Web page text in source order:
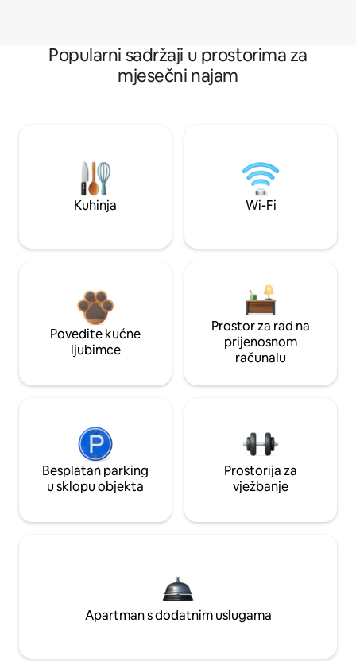
Popularni sadržaji u prostorima za
mjesečni najam
Kuhinja Wi-Fi
Povedite kućne
ljubimce
Prostor za rad na
prijenosnom
računalu
Besplatan parking
u sklopu objekta
Prostorija za
vježbanje
Apartman s dodatnim uslugama